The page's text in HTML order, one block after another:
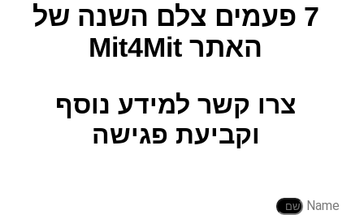
7 פעמים צלם השנה
של
האתר Mit4Mit
צרו קשר למידע נוסף
וקביעת פגישה
Name